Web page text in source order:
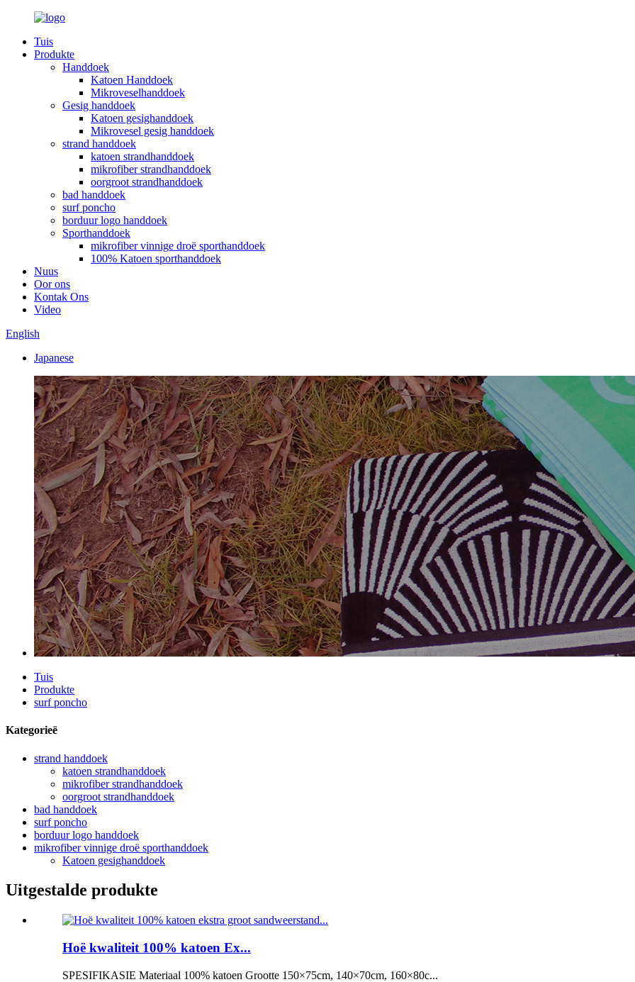
Tuis
Produkte
Handdoek
Katoen Handdoek
Mikroveselhanddoek
Gesig handdoek
Katoen gesighanddoek
Mikrovesel gesig handdoek
strand handdoek
katoen strandhanddoek
mikrofiber strandhanddoek
oorgroot strandhanddoek
bad handdoek
surf poncho
borduur logo handdoek
Sporthanddoek
mikrofiber vinnige droë sporthanddoek
100% Katoen sporthanddoek
Nuus
Oor ons
Kontak Ons
Video
English
Japanese
Tuis
Produkte
surf poncho
Kategorieë
strand handdoek
katoen strandhanddoek
mikrofiber strandhanddoek
oorgroot strandhanddoek
bad handdoek
surf poncho
borduur logo handdoek
mikrofiber vinnige droë sporthanddoek
Katoen gesighanddoek
Uitgestalde produkte
Hoë kwaliteit 100% katoen Ex...
SPESIFIKASIE Materiaal 100% katoen Grootte 150×75cm, 140×70cm, 160×80c...